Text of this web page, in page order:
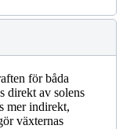
för båda
direkt av solens
mer indirekt,
växternas